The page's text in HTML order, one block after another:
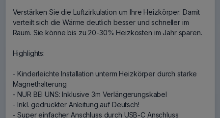
Verstärken Sie die Luftzirkulation um Ihre Heizkörper. Damit
verteilt sich die Wärme deutlich besser und schneller im
Raum. Sie könne bis zu 20-30% Heizkosten im Jahr sparen.
Highlights:
- Kinderleichte Installation unterm Heizkörper durch starke
Magnethalterung
- NUR BEI UNS: Inklusive 3m Verlängerungskabel
- Inkl. gedruckter Anleitung auf Deutsch!
- Super einfacher Anschluss durch USB-C Anschluss